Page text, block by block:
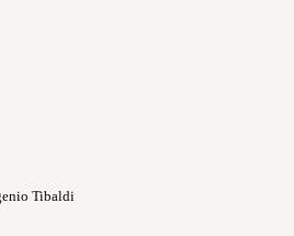
Tibaldi